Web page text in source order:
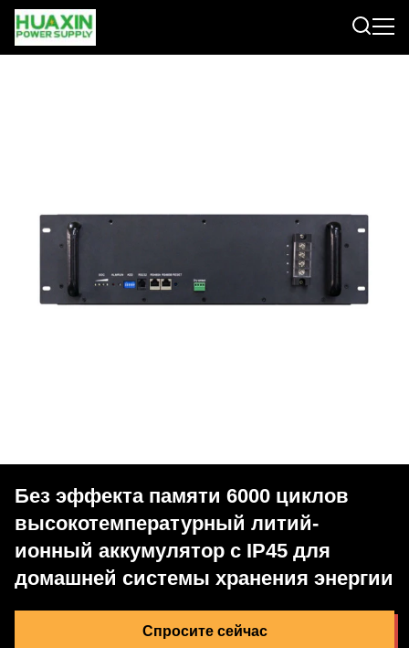
Без эффекта памяти 6000 циклов
высокотемпературный литий-
ионный аккумулятор с IP45 для
домашней системы хранения энергии
Спросите сейчас